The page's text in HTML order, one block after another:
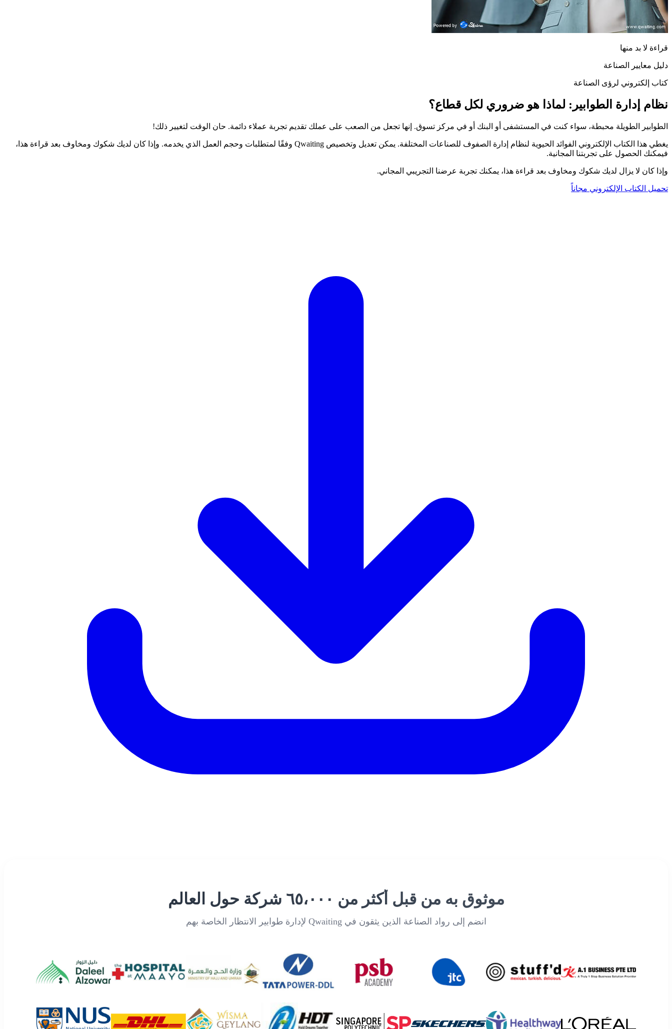
قراءة لا بد منها
دليل معايير الصناعة
كتاب إلكتروني لرؤى الصناعة
نظام إدارة الطوابير: لماذا هو ضروري لكل قطاع؟
الطوابير الطويلة محبطة، سواء كنت في المستشفى أو البنك أو في مركز تسوق. إنها تجعل من الصعب على عملك تقديم تجربة عملاء دائمة. حان الوقت لتغيير ذلك!
يغطي هذا الكتاب الإلكتروني الفوائد الحيوية لنظام إدارة الصفوف للصناعات المختلفة. يمكن تعديل وتخصيص Qwaiting وفقًا لمتطلبات وحجم العمل الذي يخدمه. وإذا كان لديك شكوك ومخاوف بعد قراءة هذا،
فيمكنك الحصول على تجربتنا المجانية.
وإذا كان لا يزال لديك شكوك ومخاوف بعد قراءة هذا، يمكنك تجربة عرضنا التجريبي المجاني.
تحميل الكتاب الإلكتروني مجاناً
موثوق به من قبل أكثر من ٦٥،٠٠٠ شركة حول العالم
انضم إلى رواد الصناعة الذين يثقون في Qwaiting لإدارة طوابير الانتظار الخاصة بهم